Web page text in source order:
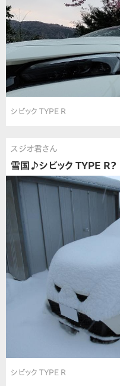
シビック TYPE R
スジオ君さん
雪国♪シビック TYPE R？
シビック TYPE R